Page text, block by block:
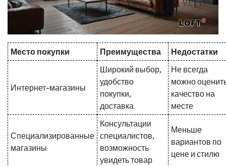
Место покупки Преимущества Недостатки
Интернет-магазины
Широкий выбор,
удобство
покупки,
доставка
Не всегда
можно
качество на
месте
Специализированные
магазины
Консультации
специалистов,
возможность
увидеть товар
Меньше
вариантов по
цене и стилю